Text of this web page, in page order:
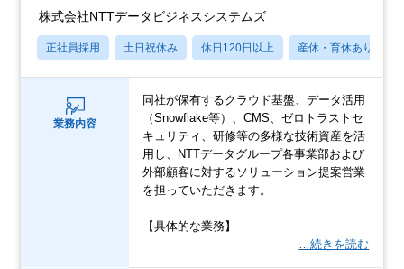
株式会社NTTデータビジネスシステムズ
正社員採用 土日祝休み 休日120日以上 産休・育休あり
業務内容
同社が保有するクラウド基盤、データ活用
（Snowflake等）、CMS、ゼロトラストセ
キュリティ、研修等の多様な技術資産を活
用し、NTTデータグループ各事業部および
外部顧客に対するソリューション提案営業
を担っていただきます。
【具体的な業務】
…続きを読む